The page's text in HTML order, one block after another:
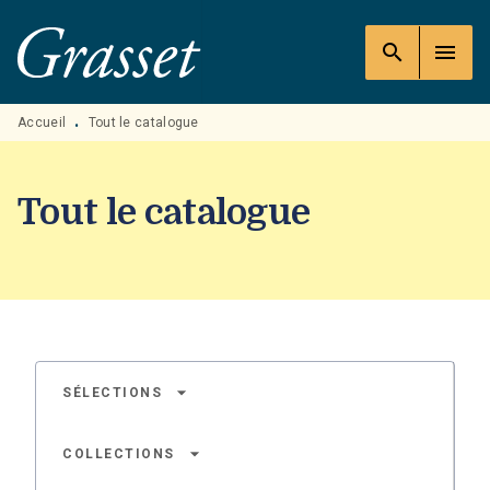
MENU RECHERCHE
PIED DE PAGE
search menu
Accueil • Tout le catalogue
Tout le catalogue
SÉLECTIONS arrow_drop_down
COLLECTIONS arrow_drop_down